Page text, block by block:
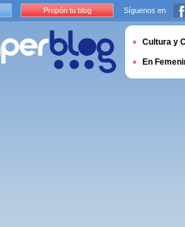
Propón tu blog Síguenos en
Cultura y
En